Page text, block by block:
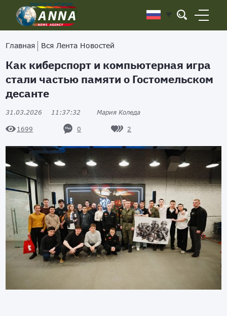
Главная Вся Лента Новостей
Как киберспорт и компьютерная игра
стали частью памяти о Гостомельском
десанте
31.03.2026 11:37:32 Мария Коледа
1699 0 2